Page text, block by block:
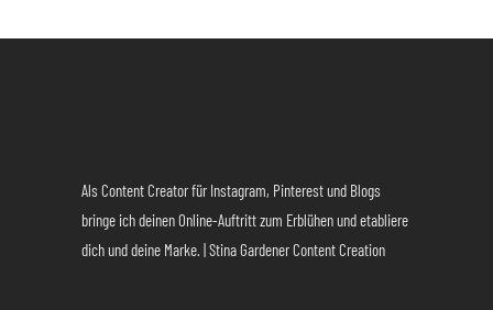
Als Content Creator für Instagram, Pinterest und Blogs
bringe ich deinen Online-Auftritt zum Erblühen und etabliere
dich und deine Marke. | Stina Gardener Content Creation